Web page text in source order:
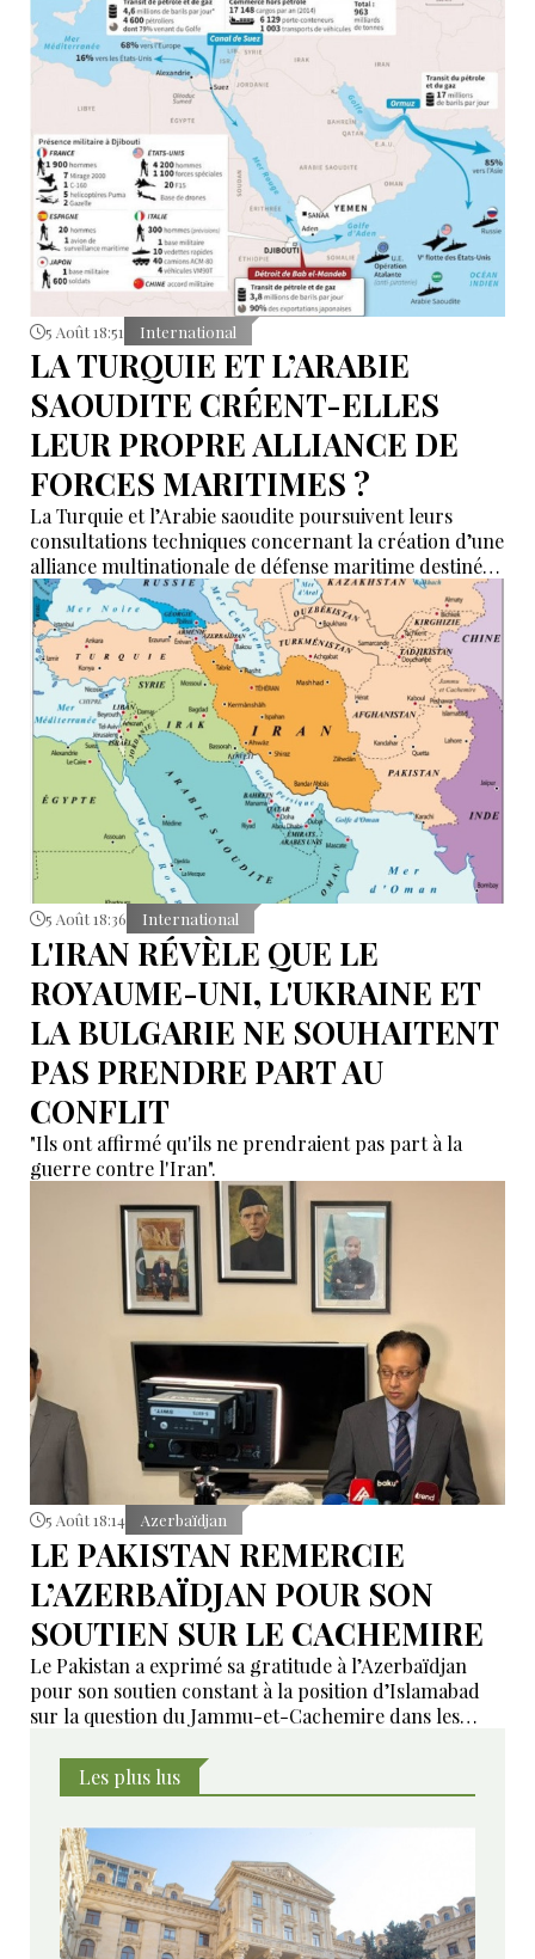
5 Août 18:51 International
LA TURQUIE ET L’ARABIE
SAOUDITE CRÉENT-ELLES
LEUR PROPRE ALLIANCE DE
FORCES MARITIMES ?
La Turquie et l’Arabie saoudite poursuivent leurs
consultations techniques concernant la création d’une
alliance multinationale de défense maritime destinée
à garantir la sécurité de la navigation en mer Rouge,
dans le détroit de Bab el-Mandeb et dans le golfe
d’Aden.
5 Août 18:36 International
L'IRAN RÉVÈLE QUE LE
ROYAUME-UNI, L'UKRAINE ET
LA BULGARIE NE SOUHAITENT
PAS PRENDRE PART AU
CONFLIT
"Ils ont affirmé qu'ils ne prendraient pas part à la
guerre contre l'Iran".
5 Août 18:14 Azerbaïdjan
LE PAKISTAN REMERCIE
L’AZERBAÏDJAN POUR SON
SOUTIEN SUR LE CACHEMIRE
Le Pakistan a exprimé sa gratitude à l’Azerbaïdjan
pour son soutien constant à la position d’Islamabad
sur la question du Jammu-et-Cachemire dans les
Les plus lus